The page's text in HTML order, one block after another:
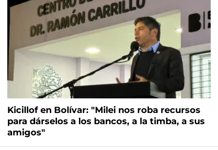
Kicillof en Bolívar: "Milei nos roba recursos
para dárselos a los bancos, a la timba, a sus
amigos"